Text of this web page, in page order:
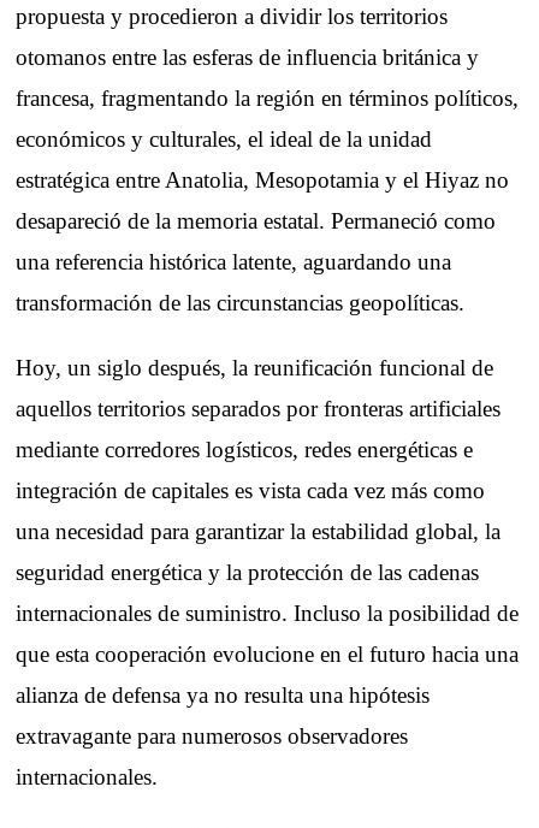
propuesta y procedieron a dividir los territorios
otomanos entre las esferas de influencia británica y
francesa, fragmentando la región en términos políticos,
económicos y culturales, el ideal de la unidad
estratégica entre Anatolia, Mesopotamia y el Hiyaz no
desapareció de la memoria estatal. Permaneció como
una referencia histórica latente, aguardando una
transformación de las circunstancias geopolíticas.
Hoy, un siglo después, la reunificación funcional de
aquellos territorios separados por fronteras artificiales
mediante corredores logísticos, redes energéticas e
integración de capitales es vista cada vez más como
una necesidad para garantizar la estabilidad global, la
seguridad energética y la protección de las cadenas
internacionales de suministro. Incluso la posibilidad de
que esta cooperación evolucione en el futuro hacia una
alianza de defensa ya no resulta una hipótesis
extravagante para numerosos observadores
internacionales.